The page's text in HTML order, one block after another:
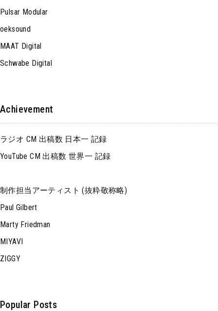
Pulsar Modular
oeksound
MAAT Digital
Schwabe Digital
Achievement
ラジオ CM 出稿数 日本一 記録
YouTube CM 出稿数 世界一 記録
制作担当アーティスト (抜粋敬称略)
Paul Gilbert
Marty Friedman
MIYAVI
ZIGGY
Popular Posts